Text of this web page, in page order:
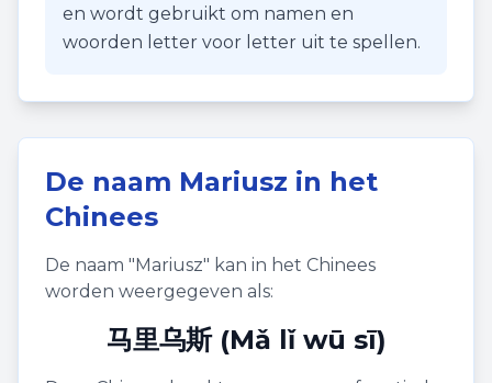
en wordt gebruikt om namen en
woorden letter voor letter uit te spellen.
De naam Mariusz in het
Chinees
De naam "Mariusz" kan in het Chinees
worden weergegeven als:
马里乌斯 (Mǎ lǐ wū sī)